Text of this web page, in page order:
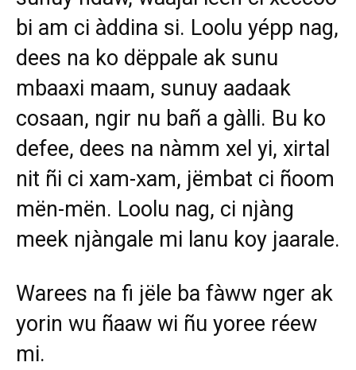
bi am ci àddina si. Loolu yépp nag,
dees na ko dëppale ak sunu
mbaaxi maam, sunuy aadaak
cosaan, ngir nu bañ a gàlli. Bu ko
defee, dees na nàmm xel yi, xirtal
nit ñi ci xam-xam, jëmbat ci ñoom
mën-mën. Loolu nag, ci njàng
meek njàngale mi lanu koy jaarale.
Warees na fi jële ba fàww nger ak
yorin wu ñaaw wi ñu yoree réew
mi.